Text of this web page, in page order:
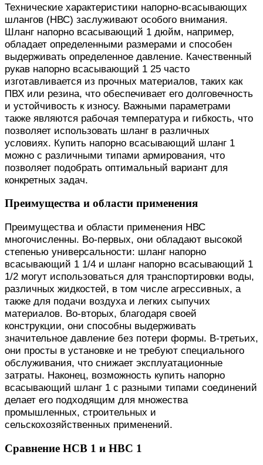
Технические характеристики напорно-всасывающих
шлангов (НВС) заслуживают особого внимания.
Шланг напорно всасывающий 1 дюйм, например,
обладает определенными размерами и способен
выдерживать определенное давление. Качественный
рукав напорно всасывающий 1 25 часто
изготавливается из прочных материалов, таких как
ПВХ или резина, что обеспечивает его долговечность
и устойчивость к износу. Важными параметрами
также являются рабочая температура и гибкость, что
позволяет использовать шланг в различных
условиях. Купить напорно всасывающий шланг 1
можно с различными типами армирования, что
позволяет подобрать оптимальный вариант для
конкретных задач.
Преимущества и области применения
Преимущества и области применения НВС
многочисленны. Во-первых, они обладают высокой
степенью универсальности: шланг напорно
всасывающий 1 1/4 и шланг напорно всасывающий 1
1/2 могут использоваться для транспортировки воды,
различных жидкостей, в том числе агрессивных, а
также для подачи воздуха и легких сыпучих
материалов. Во-вторых, благодаря своей
конструкции, они способны выдерживать
значительное давление без потери формы. В-третьих,
они просты в установке и не требуют специального
обслуживания, что снижает эксплуатационные
затраты. Наконец, возможность купить напорно
всасывающий шланг 1 с разными типами соединений
делает его подходящим для множества
промышленных, строительных и
сельскохозяйственных применений.
Сравнение НСВ 1 и НВС 1